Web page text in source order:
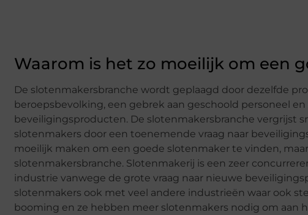
Waarom is het zo moeilijk om een
De slotenmakersbranche wordt geplaagd door dezelfde
beroepsbevolking, een gebrek aan geschoold personeel
beveiligingsproducten. De slotenmakersbranche vergrijst
slotenmakers door een toenemende vraag naar
moeilijk maken om een goede slotenmaker te vinden,
slotenmakersbranche. Slotenmakerij is een zeer
industrie vanwege de grote vraag naar nieuwe
slotenmakers ook met veel andere industrieën waar ook
booming en ze hebben meer slotenmakers nodig om aan